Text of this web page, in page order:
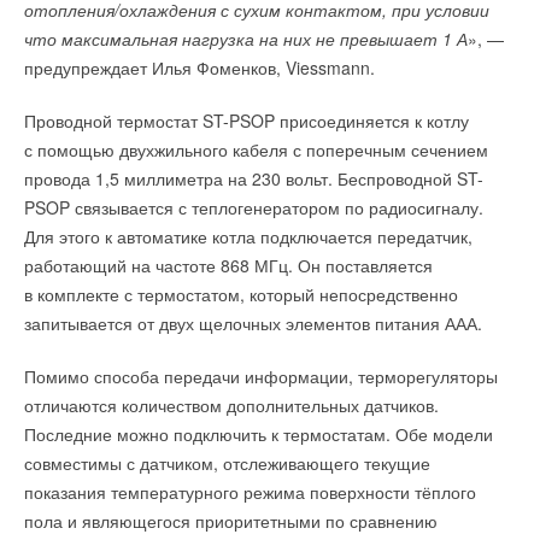
отопления/охлаждения с сухим контактом, при условии
что максимальная нагрузка на них не превышает 1 А», —
предупреждает Илья Фоменков, Viessmann.
Проводной термостат ST-PSOP присоединяется к котлу
с помощью двухжильного кабеля с поперечным сечением
провода 1,5 миллиметра на 230 вольт. Беспроводной ST-
PSOP связывается с теплогенератором по радиосигналу.
Для этого к автоматике котла подключается передатчик,
работающий на частоте 868 МГц. Он поставляется
в комплекте с термостатом, который непосредственно
запитывается от двух щелочных элементов питания ААА.
Помимо способа передачи информации, терморегуляторы
отличаются количеством дополнительных датчиков.
Последние можно подключить к термостатам. Обе модели
совместимы с датчиком, отслеживающего текущие
показания температурного режима поверхности тёплого
пола и являющегося приоритетными по сравнению
подлежит утверждению ФАС, российским антимонопольным
органом.
Спрос со стороны иностранных (и не только) компаний,
имеющих обязательства в области климата и развития
возобновляемых источников энергии, может стимулировать
развитие сектора ВИЭ в Российской Федерации.
Владимир Сидорович
на экологичное ГВС
ИСТОЧНИК:RENEN.RU
Правда, Америка не единственная страна, которая
воспользовалась удачным моментом. КНР увеличил импорт
угля также из Южной Африки и Колумбии. И это помимо
закупок у основных поставщиков: Индонезии, России и
Монголии.
Китай, конечно, демонстрирует, что серьезно относится к
достижению своих целей по нулевому углеродному следу. И
даже сталелитейная промышленность страны намерена в
будущем отказаться от коксующегося угля. Но путь к этой
цели будет долгим и ухабистым. И пока есть спрос,
множество стран будут рады обеспечить предложение.
Читайте по теме:
→
Впервые на Heat&Power: Форум «Собственная
Уведомления отключены
В этой теме еще нет комментариев
Добавить комментарий
Ваше имя *
Ваш E-mail *
Текст комментария
→ Компания PANOVA: Делаем рекуперацию доступной
Новинка — приточная вентиляционная установка ZILON
ZPW-N 2000 INT EC
→
Для Арктики создали технологию защиты
ветрогенераторов от аварий
НОВОСТИ СОК 6 АВГУСТА 2026
Универсальный пульт Z037-5C0 от НЕВАТОМ
НОВОСТИ СОК 5 АВГУСТА 2026
→ 21-й ежегодный форум «ЦОД-2026»
Уведомления отключены
Комментарии